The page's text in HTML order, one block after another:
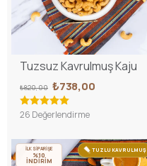
Tuzsuz Kavrulmuş Kaju
₺820,00 ₺738,00
26 Değerlendirme
TUZLU KAVRULMUŞ
İLK SİPARİŞE
%10
İNDİRİM